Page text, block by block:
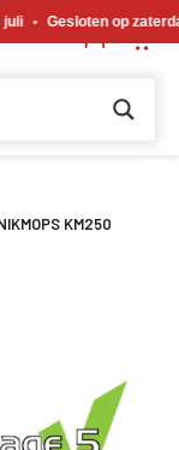
• Gesloten op zaterdag
KM250